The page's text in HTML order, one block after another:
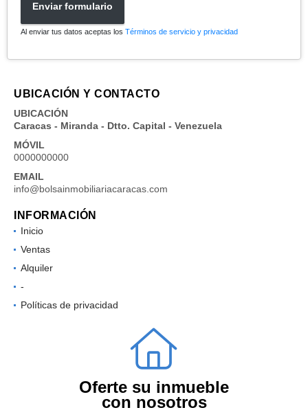
Enviar formulario
Al enviar tus datos aceptas los Términos de servicio y privacidad
UBICACIÓN Y CONTACTO
UBICACIÓN
Caracas - Miranda - Dtto. Capital - Venezuela
MÓVIL
0000000000
EMAIL
info@bolsainmobiliariacaracas.com
INFORMACIÓN
Inicio
Ventas
Alquiler
-
Políticas de privacidad
Oferte su inmueble
con nosotros